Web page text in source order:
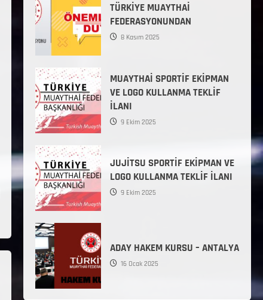
TÜRKİYE MUAYTHAİ
FEDERASYONUNDAN
8 Kasım 2025
MUAYTHAİ SPORTİF EKİPMAN
VE LOGO KULLANMA TEKLİF
İLANI
9 Ekim 2025
JUJİTSU SPORTİF EKİPMAN VE
LOGO KULLANMA TEKLİF İLANI
9 Ekim 2025
ADAY HAKEM KURSU – ANTALYA
16 Ocak 2025